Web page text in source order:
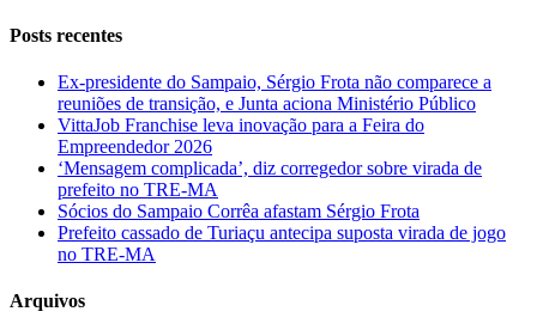
Posts recentes
Ex-presidente do Sampaio, Sérgio Frota não comparece a
reuniões de transição, e Junta aciona Ministério Público
VittaJob Franchise leva inovação para a Feira do
Empreendedor 2026
‘Mensagem complicada’, diz corregedor sobre virada de
prefeito no TRE-MA
Sócios do Sampaio Corrêa afastam Sérgio Frota
Prefeito cassado de Turiaçu antecipa suposta virada de jogo
no TRE-MA
Arquivos